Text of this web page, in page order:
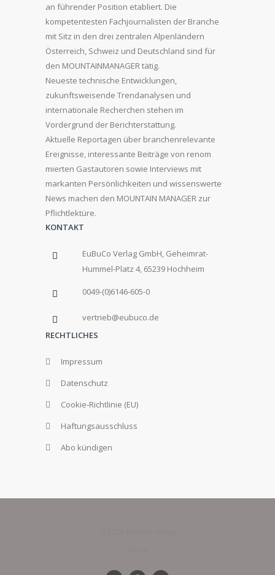
an führender Position etabliert. Die
kompetentesten Fachjournalisten der Branche
mit Sitz in den drei zentralen Alpenländern
Österreich, Schweiz und Deutschland sind für
den MOUNTAINMANAGER tätig.
Neueste technische Entwicklungen,
zukunftsweisende Trendanalysen und
internationale Recherchen stehen im
Vordergrund der Berichterstattung.
Aktuelle Reportagen über branchenrelevante
Ereignisse, interessante Beiträge von renom
mierten Gastautoren sowie Interviews mit
markanten Persönlichkeiten und wissenswerte
News machen den MOUNTAIN MANAGER zur
Pflichtlektüre.
KONTAKT
EuBuCo Verlag GmbH, Geheimrat-
Hummel-Platz 4, 65239 Hochheim
0049-(0)6146-605-0
vertrieb@eubuco.de
RECHTLICHES
Impressum
Datenschutz
Cookie-Richtlinie (EU)
Haftungsausschluss
Abo kündigen